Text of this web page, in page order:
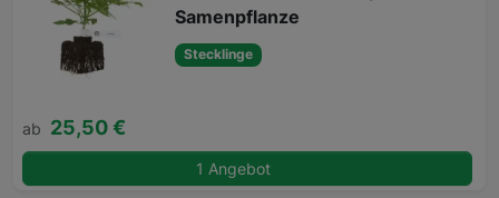
Samenpflanze
Stecklinge
ab 25,50 €
1 Angebot